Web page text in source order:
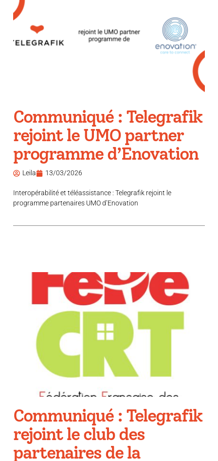
Communiqué : Telegrafik
rejoint le UMO partner
programme d’Enovation
Leila 13/03/2026
Interopérabilité et téléassistance : Telegrafik rejoint le
programme partenaires UMO d’Enovation
Communiqué : Telegrafik
rejoint le club des
partenaires de la